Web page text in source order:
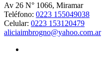
Av 26 N° 1066, Miramar
Teléfono: 0223 155049038
Celular: 0223 153120479
aliciaimbrogno@yahoo.com.ar